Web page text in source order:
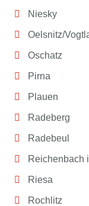
Niesky
Oelsnitz/
Oschatz
Pirna
Plauen
Radeberg
Radebeul
Reichenbach
Riesa
Rochlitz